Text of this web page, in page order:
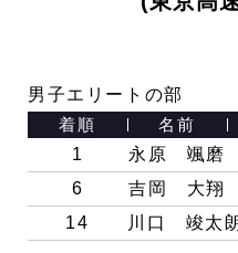
男子エリートの部
着順
名前
1
永原 颯磨
6
吉岡 大翔
14
川口 竣太